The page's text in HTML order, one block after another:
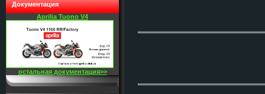
Документация
Aprilia Tuono V4
остальная документация>>